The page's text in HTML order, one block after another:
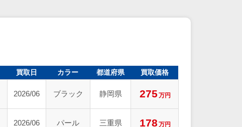
買取日 カラー 都道府県 買取価格
2026/06 ブラック 静岡県 275 万円
2026/06 パール 三重県 178 万円